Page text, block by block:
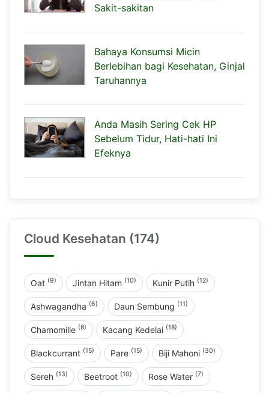
Sakit-sakitan
Bahaya Konsumsi Micin
Berlebihan bagi Kesehatan, Ginjal
Taruhannya
Anda Masih Sering Cek HP
Sebelum Tidur, Hati-hati Ini
Efeknya
Cloud Kesehatan (174)
Oat (9) Jintan Hitam (10) Kunir Putih (12)
Ashwagandha (6) Daun Sembung (11)
Chamomille (8) Kacang Kedelai (18)
Blackcurrant (15) Pare (15) Biji Mahoni (30)
Sereh (13) Beetroot (10) Rose Water (7)